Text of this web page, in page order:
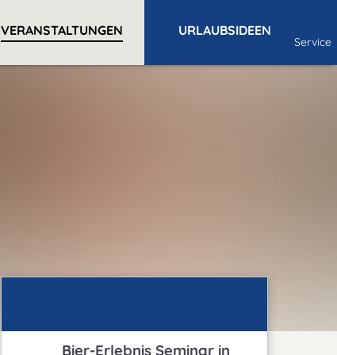
VERANSTALTUNGEN URLAUBSIDEEN
Service
Bier-Erlebnis Seminar in